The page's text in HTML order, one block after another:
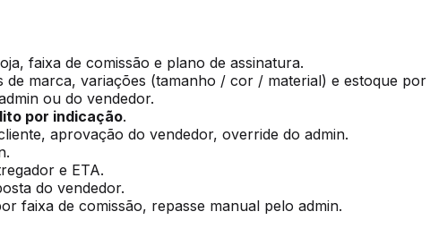
faixa de comissão e plano de assinatura.
de marca, variações (tamanho / cor / material) e estoque por
ou do vendedor.
por indicação.
aprovação do vendedor, override do admin.
e ETA.
do vendedor.
faixa de comissão, repasse manual pelo admin.